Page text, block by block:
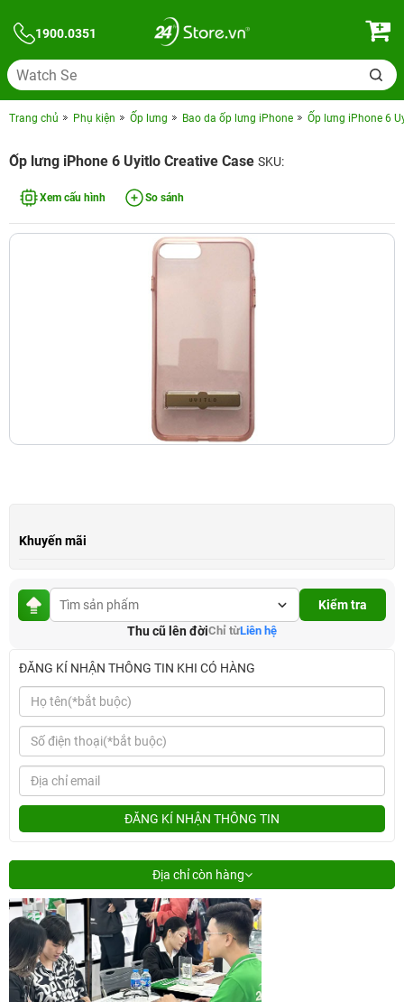
1900.0351
Trang chủ Phụ kiện Ốp lưng Bao da ốp lưng iPhone Ốp lưng iPhone 6
Ốp lưng iPhone 6 Uyitlo Creative Case SKU:
Xem cấu hình So sánh
Khuyến mãi
Kiểm tra
Thu cũ lên đờiChỉ từLiên hệ
ĐĂNG KÍ NHẬN THÔNG TIN KHI CÓ HÀNG
ĐĂNG KÍ NHẬN THÔNG TIN
Địa chỉ còn hàng